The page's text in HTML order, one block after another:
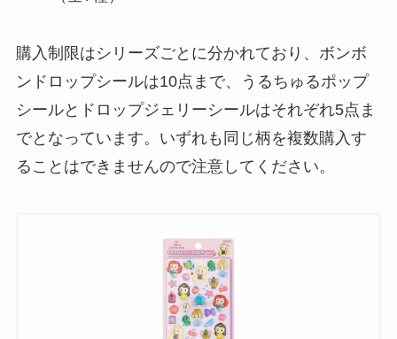
購入制限はシリーズごとに分かれており、ボンボ
ンドロップシールは10点まで、うるちゅるポップ
シールとドロップジェリーシールはそれぞれ5点ま
でとなっています。いずれも同じ柄を複数購入す
ることはできませんので注意してください。